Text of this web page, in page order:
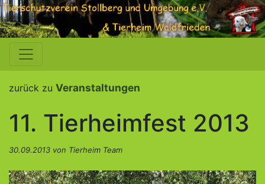
zurück zu Veranstaltungen
11. Tierheimfest 2013
30.09.2013 von Tierheim Team